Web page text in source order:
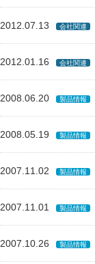
2012.07.13 会社関連
2012.01.16 会社関連
2008.06.20 製品情報
2008.05.19 製品情報
2007.11.02 製品情報
2007.11.01 製品情報
2007.10.26 製品情報